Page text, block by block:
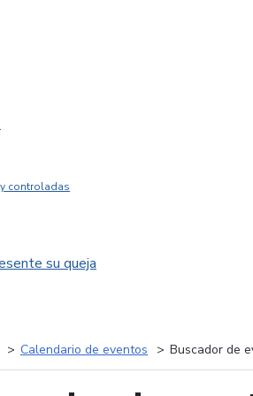
controladas
su queja
Calendario de eventos Buscador de